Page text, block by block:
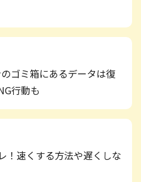
ゴミ箱にあるデータは復
行動も
！速くする方法や遅くしな